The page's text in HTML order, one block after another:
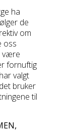
ha
de
om
oss
være
fornuftig
valgt
bruker
til
,